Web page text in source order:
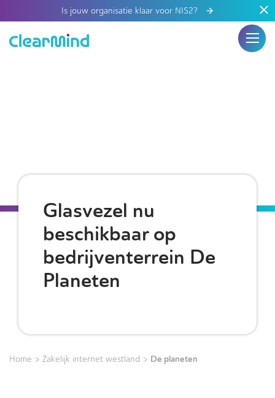
Is jouw organisatie klaar voor NIS2?
Glasvezel nu
beschikbaar op
bedrijventerrein De
Planeten
Home > Zakelijk internet westland > De planeten